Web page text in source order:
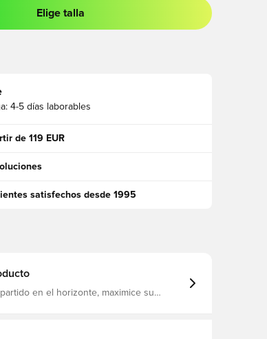
sesión o registrarse como miembro
Elige talla
4-5 días laborables
de 119 EUR
satisfechos desde 1995
en el horizonte, maximice su